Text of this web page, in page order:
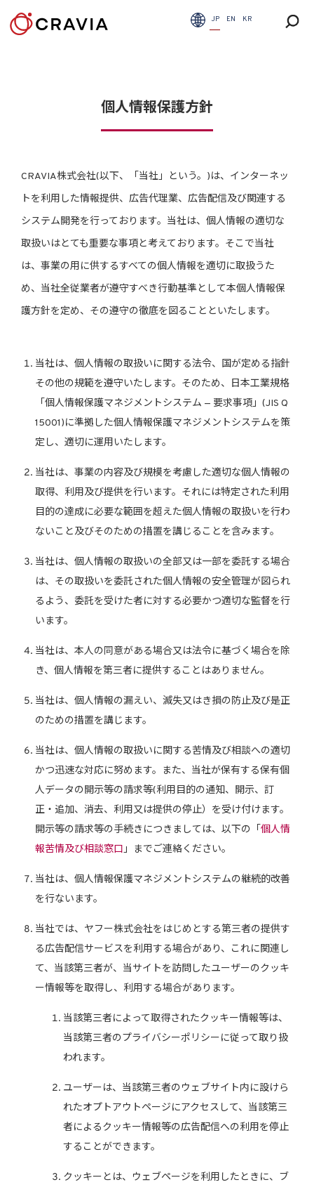
JP EN KR
個人情報保護方針
CRAVIA株式会社(以下、「当社」という。)は、インターネッ
トを利用した情報提供、広告代理業、広告配信及び関連する
システム開発を行っております。当社は、個人情報の適切な
取扱いはとても重要な事項と考えております。そこで当社
は、事業の用に供するすべての個人情報を適切に取扱うた
め、当社全従業者が遵守すべき行動基準として本個人情報保
護方針を定め、その遵守の徹底を図ることといたします。
当社は、個人情報の取扱いに関する法令、国が定める指針
その他の規範を遵守いたします。そのため、日本工業規格
「個人情報保護マネジメントシステム — 要求事項」(JIS Q
15001)に準拠した個人情報保護マネジメントシステムを策
定し、適切に運用いたします。
当社は、事業の内容及び規模を考慮した適切な個人情報の
取得、利用及び提供を行います。それには特定された利用
目的の達成に必要な範囲を超えた個人情報の取扱いを行わ
ないこと及びそのための措置を講じることを含みます。
当社は、個人情報の取扱いの全部又は一部を委託する場合
は、その取扱いを委託された個人情報の安全管理が図られ
るよう、委託を受けた者に対する必要かつ適切な監督を行
います。
当社は、本人の同意がある場合又は法令に基づく場合を除
き、個人情報を第三者に提供することはありません。
当社は、個人情報の漏えい、滅失又はき損の防止及び是正
のための措置を講じます。
当社は、個人情報の取扱いに関する苦情及び相談への適切
かつ迅速な対応に努めます。また、当社が保有する保有個
人データの開示等の請求等(利用目的の通知、開示、訂
正・追加、消去、利用又は提供の停止）を受け付けます。
開示等の請求等の手続きにつきましては、以下の「 個人情
報苦情及び相談窓口」までご連絡ください。
当社は、個人情報保護マネジメントシステムの継続的改善
を行ないます。
当社では、ヤフー株式会社をはじめとする第三者の提供す
る広告配信サービスを利用する場合があり、これに関連し
て、当該第三者が、当サイトを訪問したユーザーのクッキ
ー情報等を取得し、利用する場合があります。
当該第三者によって取得されたクッキー情報等は、
当該第三者のプライバシーポリシーに従って取り扱
われます。
ユーザーは、当該第三者のウェブサイト内に設けら
れたオプトアウトページにアクセスして、当該第三
者によるクッキー情報等の広告配信への利用を停止
することができます。
クッキーとは、ウェブページを利用したときに、ブ